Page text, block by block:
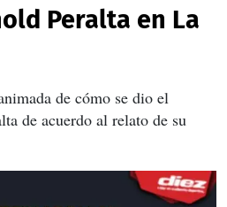
Peralta en La
de cómo se dio el
de acuerdo al relato de su